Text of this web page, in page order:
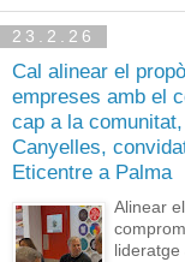
23.2.26
Cal alinear el
empreses amb el
cap a la
Canyelles,
Eticentre a Palma
Alinear